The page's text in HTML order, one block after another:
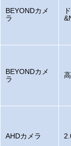
BEYONDカメ
ラ
BEYONDカメ
ラ
AHDカメラ